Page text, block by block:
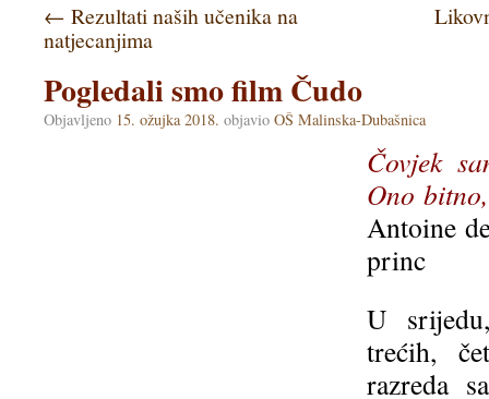
← Rezultati naših učenika na
natjecanjima
Pogledali smo film Čudo
Objavljeno 15. ožujka 2018. objavio OŠ Malinska-Dubašnica
Čovjek
Ono
Antoine
princ
U
trećih,
razreda